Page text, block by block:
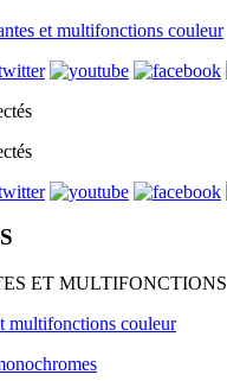
et multifonctions couleur
ET MULTIFONCTIONS
multifonctions couleur